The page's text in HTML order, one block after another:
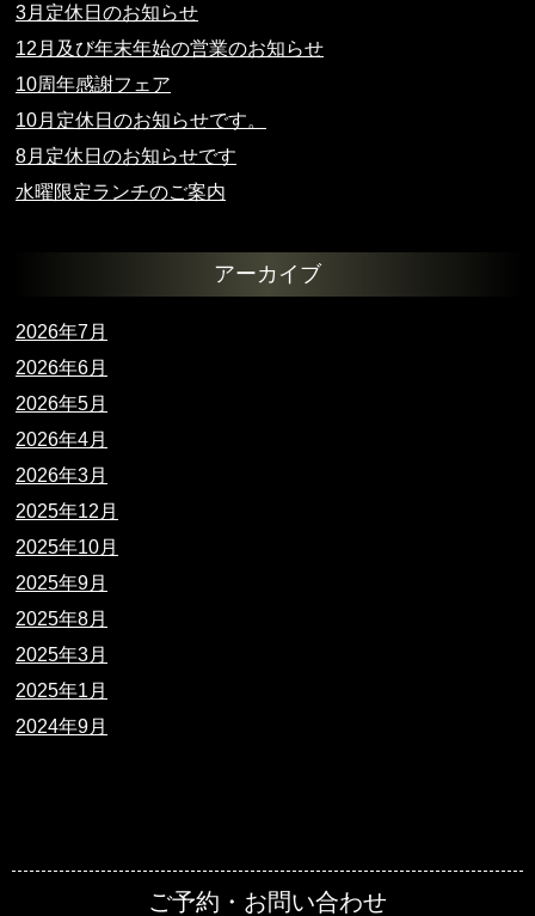
3月定休日のお知らせ
12月及び年末年始の営業のお知らせ
10周年感謝フェア
10月定休日のお知らせです。
8月定休日のお知らせです
水曜限定ランチのご案内
アーカイブ
2026年7月
2026年6月
2026年5月
2026年4月
2026年3月
2025年12月
2025年10月
2025年9月
2025年8月
2025年3月
2025年1月
2024年9月
ご予約・お問い合わせ